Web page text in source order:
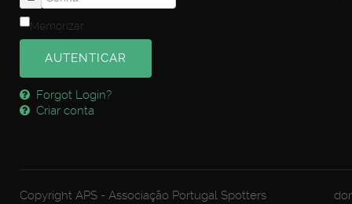
Memorizar
AUTENTICAR
Forgot Login?
Criar conta
Copyright APS - Associação Portugal Spotters